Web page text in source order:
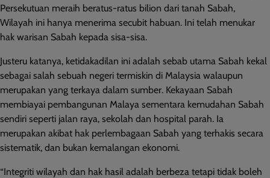
Persekutuan meraih beratus-ratus bilion dari tanah Sabah,
Wilayah ini hanya menerima secubit habuan. Ini telah menukar
hak warisan Sabah kepada sisa-sisa.
Justeru katanya, ketidakadilan ini adalah sebab utama Sabah kekal
sebagai salah sebuah negeri termiskin di Malaysia walaupun
merupakan yang terkaya dalam sumber. Kekayaan Sabah
membiayai pembangunan Malaya sementara kemudahan Sabah
sendiri seperti jalan raya, sekolah dan hospital parah. Ia
merupakan akibat hak perlembagaan Sabah yang terhakis secara
sistematik, dan bukan kemalangan ekonomi.
“Integriti wilayah dan hak hasil adalah berbeza tetapi tidak boleh